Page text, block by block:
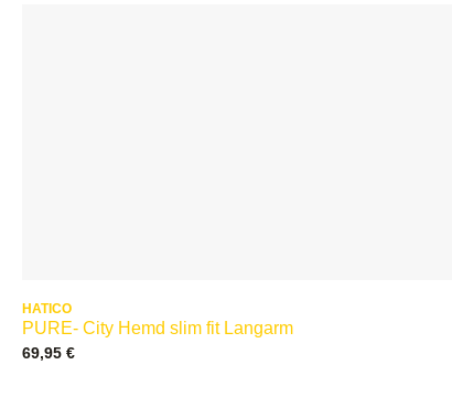
HATICO
PURE- City Hemd slim fit Langarm
69,95 €